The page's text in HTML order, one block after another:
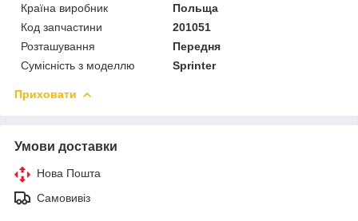
Країна виробник
Польща
Код запчастини
201051
Розташування
Передня
Сумісність з моделлю
Sprinter
Приховати
Умови доставки
Нова Пошта
Самовивіз